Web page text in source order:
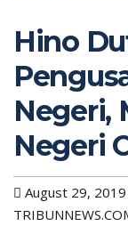
Hino
Negeri,
Negeri
August 29, 2019